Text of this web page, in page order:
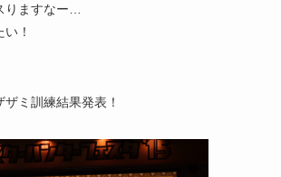
りますなー…
！
ミ訓練結果発表！